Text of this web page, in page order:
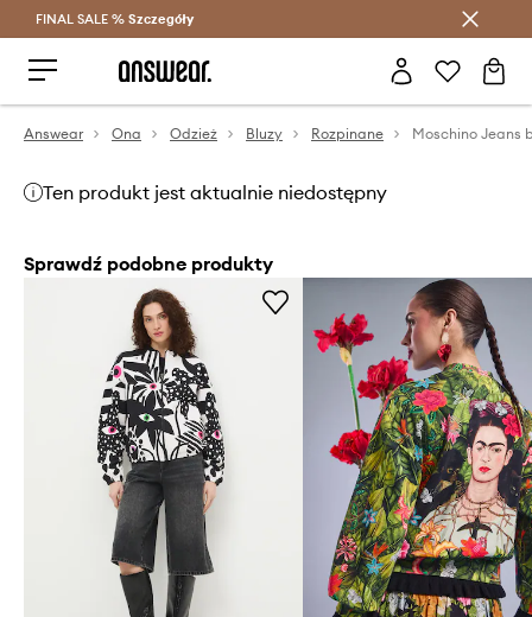
Oszczędzaj z Answear Club >
FINAL SALE % Szczegóły
Answear Ona Odzież Bluzy Rozpinane Moschino Jeans
Ten produkt jest aktualnie niedostępny
Sprawdź podobne produkty